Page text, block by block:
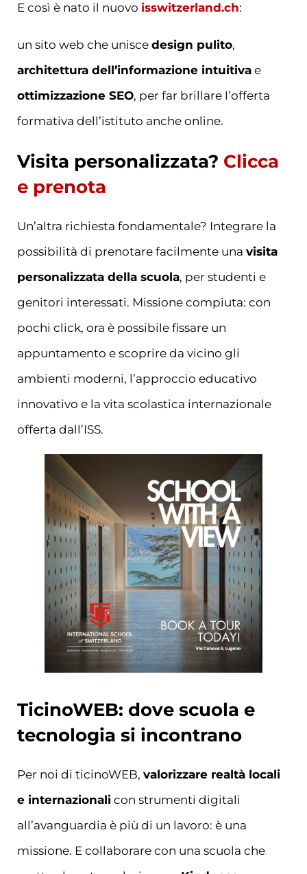
E così è nato il nuovo isswitzerland.ch:
un sito web che unisce design pulito,
architettura dell’informazione intuitiva e
ottimizzazione SEO, per far brillare l’offerta
formativa dell’istituto anche online.
Visita personalizzata? Clicca
e prenota
Un’altra richiesta fondamentale? Integrare la
possibilità di prenotare facilmente una visita
personalizzata della scuola, per studenti e
genitori interessati. Missione compiuta: con
pochi click, ora è possibile fissare un
appuntamento e scoprire da vicino gli
ambienti moderni, l’approccio educativo
innovativo e la vita scolastica internazionale
offerta dall’ISS.
TicinoWEB: dove scuola e
tecnologia si incontrano
Per noi di ticinoWEB, valorizzare realtà locali
e internazionali con strumenti digitali
all’avanguardia è più di un lavoro: è una
missione. E collaborare con una scuola che